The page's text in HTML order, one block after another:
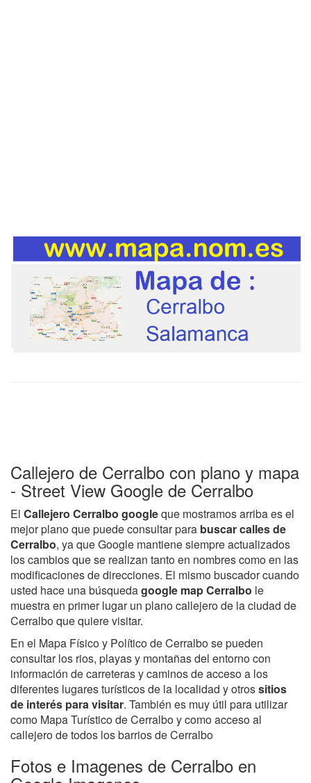
Callejero de Cerralbo con plano y mapa
- Street View Google de Cerralbo
El Callejero Cerralbo googleque mostramos arriba es el
mejor plano que puede consultar para buscar calles de
Cerralbo, ya que Google mantiene siempre actualizados
los cambios que se realizan tanto en nombres como en las
modificaciones de direcciones. El mismo buscador cuando
usted hace una búsquedagoogle map Cerralbo le
muestra en primer lugar un plano callejero de la ciudad de
Cerralbo que quiere visitar.
En el Mapa Físico y Político de Cerralbo se pueden
consultar los rios, playas y montañas del entorno con
información de carreteras y caminos de acceso a los
diferentes lugares turísticos de la localidad y otrossitios
de interés para visitar. También es muy útil para utilizar
como Mapa Turístico de Cerralbo y como acceso al
callejero de todos los barrios de Cerralbo
Fotos e Imagenes de Cerralbo en